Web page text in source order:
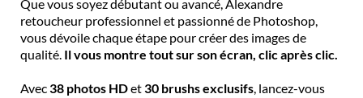
Que vous soyez débutant ou avancé, Alexandre
retoucheur professionnel et passionné de Photoshop,
vous dévoile chaque étape pour créer des images de
qualité. Il vous montre tout sur son écran, clic après clic.
Avec38 photos HDet30 brushs exclusifs , lancez-vous